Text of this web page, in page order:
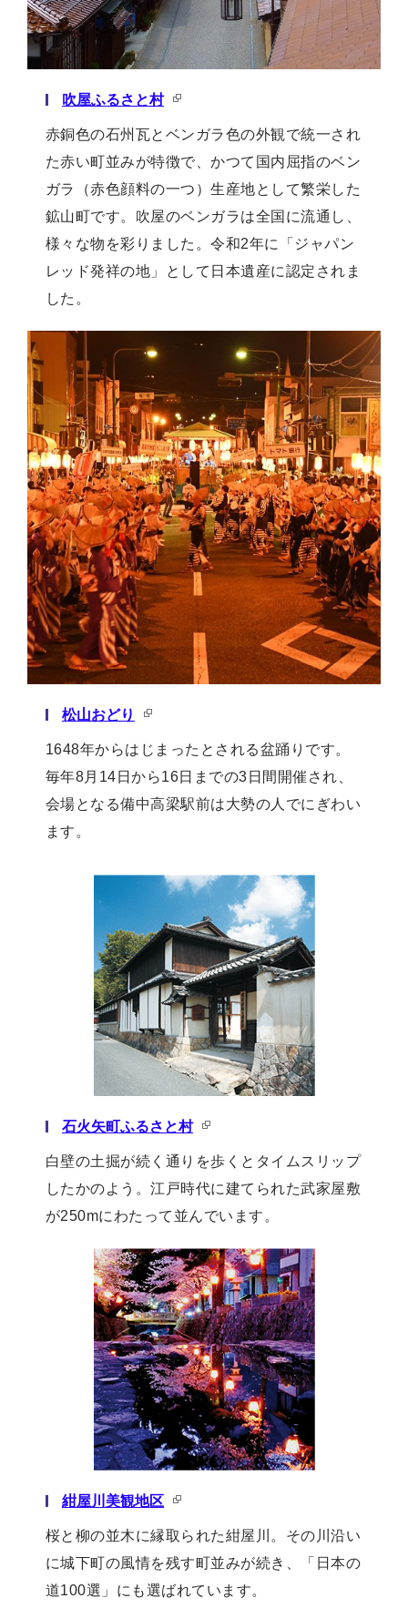
吹屋ふるさと村
赤銅色の石州瓦とベンガラ色の外観で統一され
た赤い町並みが特徴で、かつて国内屈指のベン
ガラ（赤色顔料の一つ）生産地として繁栄した
鉱山町です。吹屋のベンガラは全国に流通し、
様々な物を彩りました。令和2年に「ジャパン
レッド発祥の地」として日本遺産に認定されま
した。
松山おどり
1648年からはじまったとされる盆踊りです。
毎年8月14日から16日までの3日間開催され、
会場となる備中高梁駅前は大勢の人でにぎわい
ます。
石火矢町ふるさと村
白壁の土掘が続く通りを歩くとタイムスリップ
したかのよう。江戸時代に建てられた武家屋敷
が250mにわたって並んでいます。
紺屋川美観地区
桜と柳の並木に縁取られた紺屋川。その川沿い
に城下町の風情を残す町並みが続き、「日本の
道100選」にも選ばれています。